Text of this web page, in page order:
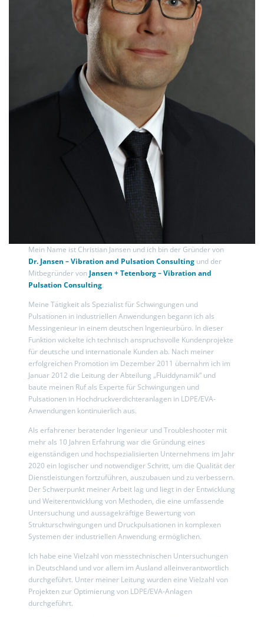
Mein Name ist Christian Jansen und ich bin der Gründer von
Dr. Jansen – Vibration and Pulsation Consulting und der
Mitbegründer von Jansen + Tetenborg – Vibration and
Pulsation Consulting.
Meine Tätigkeit als Spezialist für Schwingungen und
Pulsationen in industriellen Anwendungen begann ich als
Messingenieur in einem deutschen Ingenieurbüro. In dieser
Funktion wickelte ich technisch anspruchsvolle Kundenprojekte
für deutsche und internationale Kunden ab. Nach meiner
erfolgreichen Promotion im Dezember 2011 übernahm ich im
Januar 2012 die Leitung der Abteilung „Fluiddynamik“ und
baute meinen Ruf als Experte für Schwingungen und
Pulsationen in Hochdruckverdichteranlagen in LDPE/EVA-
Anwendungen kontinuierlich aus.
Als erfahrener beratender Ingenieur und Troubleshooter mit
mehr als 10 Jahren Erfahrung war die Gründung eines
eigenständigen und hochspezialisierten Unternehmens im Jahr
2020 ein logischer und notwendiger Schritt, um die Qualität der
Dienstleistungen fortzuführen, auszubauen und zu verbessern.
Der Schwerpunkt meiner Arbeit lag und liegt in der Entwicklung
und Weiterentwicklung von Methoden, die eine umfassende
Untersuchung und aussagekräftige Bewertung von
Strukturschwingungen und Druckpulsationen in komplexen
Systemen der industriellen Anwendung ermöglichen.
Ich habe eine Vielzahl von messtechnischen Untersuchungen
in Deutschland und vor allem im Ausland alleinverantwortlich
durchgeführt. Unter meiner Leitung wurden eine Vielzahl von
Projekten zur Optimierung von LDPE/EVA-Anlagen
durchgeführt.